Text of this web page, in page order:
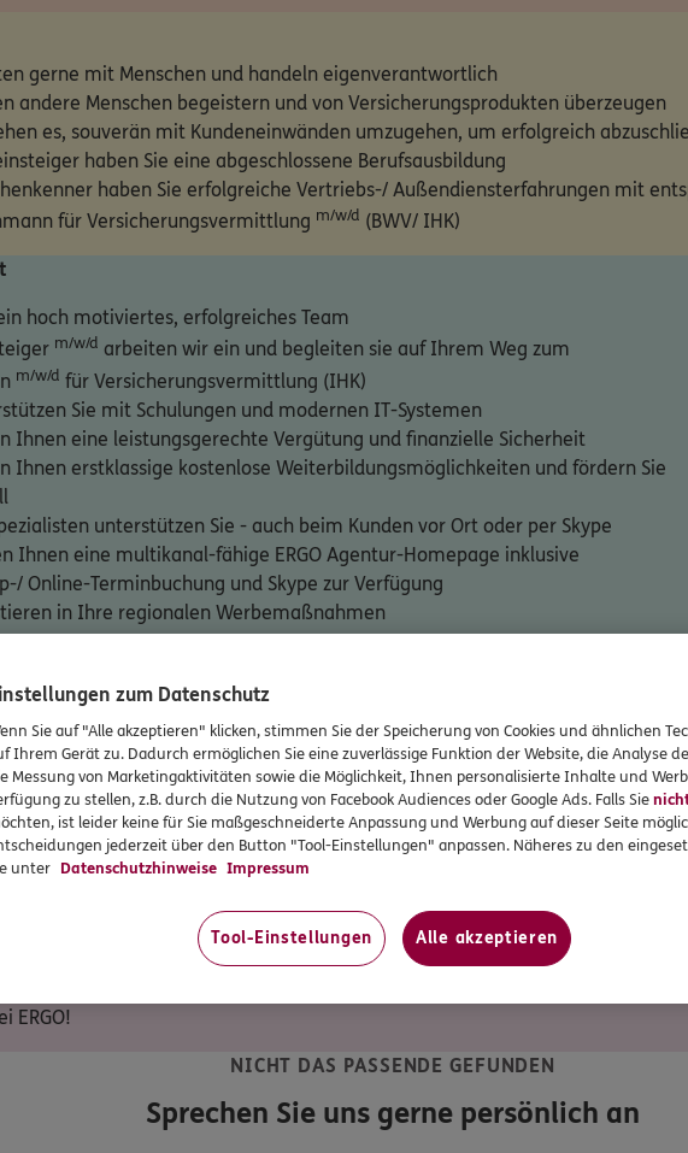
gerne mit Menschen und handeln eigenverantwortlich
andere Menschen begeistern und von Versicherungsprodukten überzeugen
es, souverän mit Kundeneinwänden umzugehen, um erfolgreich
haben Sie eine abgeschlossene Berufsausbildung
haben Sie erfolgreiche Vertriebs-/ Außendiensterfahrungen mit
für Versicherungsvermittlung m/w/d (BWV/ IHK)
hoch motiviertes, erfolgreiches Team
m/w/d arbeiten wir ein und begleiten sie auf Ihrem Weg zum
m/w/d für Versicherungsvermittlung (IHK)
Sie mit Schulungen und modernen IT-Systemen
Ihnen eine leistungsgerechte Vergütung und finanzielle Sicherheit
Ihnen erstklassige kostenlose Weiterbildungsmöglichkeiten und fördern Sie
unterstützen Sie - auch beim Kunden vor Ort oder per Skype
Ihnen eine multikanal-fähige ERGO Agentur-Homepage inklusive
Online-Terminbuchung und Skype zur Verfügung
in Ihre regionalen Werbemaßnahmen
vertriebliche und versicherungs-technische Ausbildung (ca. 6 Monate)
Garantiezahlung in der Startphase
Einarbeitung durch unsere Teams vor Ort
und freie Zeiteinteilung
von Beruf und Familie
kostenlose Homepage inklusive WhatsApp, Online-Terminbuchung und
Terminierungsservice
und Apps
selbstständig im ERGO Vertrieb und geben Sie unserer Vertriebsorganisation
ERGO!
NICHT DAS PASSENDE GEFUNDEN
Sprechen Sie uns gerne persönlich an
zum Datenschutz
Sie auf "Alle akzeptieren" klicken, stimmen Sie der Speicherung von Cookies und ähnlichen
Ihrem Gerät zu. Dadurch ermöglichen Sie eine zuverlässige Funktion der Website, die Analyse
Messung von Marketingaktivitäten sowie die Möglichkeit, Ihnen personalisierte Inhalte und
zu stellen, z.B. durch die Nutzung von Facebook Audiences oder Google Ads. Falls Sie
ist leider keine für Sie maßgeschneiderte Anpassung und Werbung auf dieser Seite
jederzeit über den Button "Tool-Einstellungen" anpassen. Näheres zu den
unter Datenschutzhinweise Impressum
Tool-Einstellungen Alle akzeptieren